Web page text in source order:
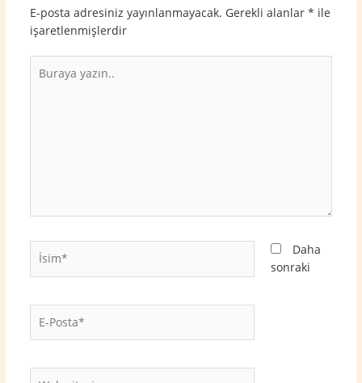
E-posta adresiniz yayınlanmayacak. Gerekli alanlar * ile
işaretlenmişlerdir
yazın..
İsim*
Posta*
Daha
sonraki